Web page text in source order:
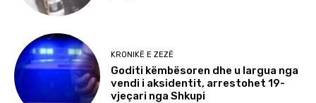
KRONIKË E ZEZË
Goditi këmbësoren dhe u largua nga
vendi i aksidentit, arrestohet 19-
vjeçari nga Shkupi